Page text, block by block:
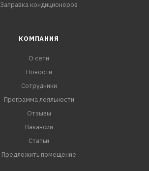
Заправка кондиционеров
КОМПАНИЯ
О сети
Новости
Сотрудники
Программа лояльности
Отзывы
Вакансии
Статьи
Предложить помещение